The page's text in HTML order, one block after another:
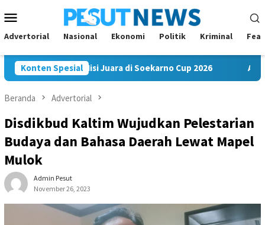
ke
kontenMobile
Advertorial Nasional Ekonomi Politik Kriminal
Konten Spesial
FC Bawa Misi Juara di Soekarno Cup 2026 Andi Satya
Beranda Advertorial
Disdikbud Kaltim Wujudkan Pelestarian
Budaya dan Bahasa Daerah Lewat Mapel
Mulok
Admin Pesut
November 26, 2023